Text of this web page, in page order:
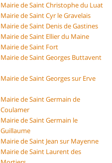
Mairie de Saint Christophe du Luat
Mairie de Saint Cyr le Gravelais
Mairie de Saint Denis de Gastines
Mairie de Saint Ellier du Maine
Mairie de Saint Fort
Mairie de Saint Georges Buttavent
Mairie de Saint Georges sur Erve
Mairie de Saint Germain de
Coulamer
Mairie de Saint Germain le
Guillaume
Mairie de Saint Jean sur Mayenne
Mairie de Saint Laurent des